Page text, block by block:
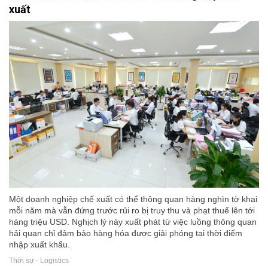
xuất
Một doanh nghiệp chế xuất có thể thông quan hàng nghìn tờ khai
mỗi năm mà vẫn đứng trước rủi ro bị truy thu và phạt thuế lên tới
hàng triệu USD. Nghịch lý này xuất phát từ việc luồng thông quan
hải quan chỉ đảm bảo hàng hóa được giải phóng tại thời điểm
nhập xuất khẩu.
Thời sự - Logistics